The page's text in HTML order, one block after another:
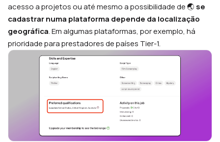
acesso a projetos ou até mesmo a possibilidade de 🌏 se
cadastrar numa plataforma depende da localização
geográfica. Em algumas plataformas, por exemplo, há
prioridade para prestadores de países Tier-1.